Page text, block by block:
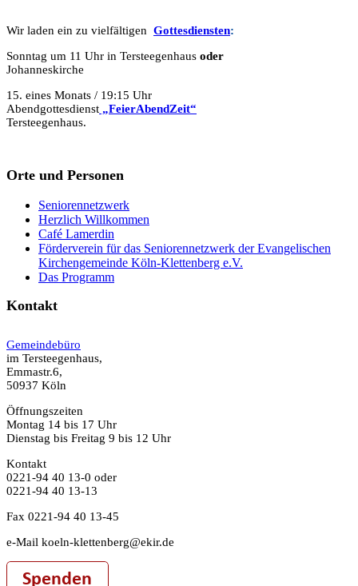
Wir laden ein zu vielfältigen Gottesdiensten:
Sonntag um 11 Uhr in Tersteegenhaus oder
Johanneskirche
15. eines Monats / 19:15 Uhr
Abendgottesdienst „FeierAbendZeit“
Tersteegenhaus.
Orte und Personen
Seniorennetzwerk
Herzlich Willkommen
Café Lamerdin
Förderverein für das Seniorennetzwerk der Evangelischen
Kirchengemeinde Köln-Klettenberg e.V.
Das Programm
Kontakt
Gemeindebüro
im Tersteegenhaus,
Emmastr.6,
50937 Köln
Öffnungszeiten
Montag 14 bis 17 Uhr
Dienstag bis Freitag 9 bis 12 Uhr
Kontakt
0221-94 40 13-0 oder
0221-94 40 13-13
Fax 0221-94 40 13-45
e-Mail koeln-klettenberg@ekir.de